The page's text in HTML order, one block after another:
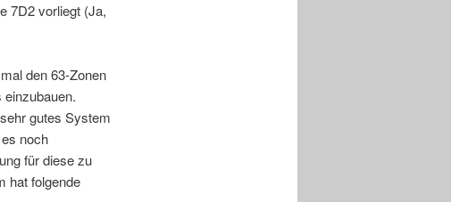
7D2 vorliegt (Ja,
den 63-Zonen
gutes System
noch
für diese zu
hat folgende